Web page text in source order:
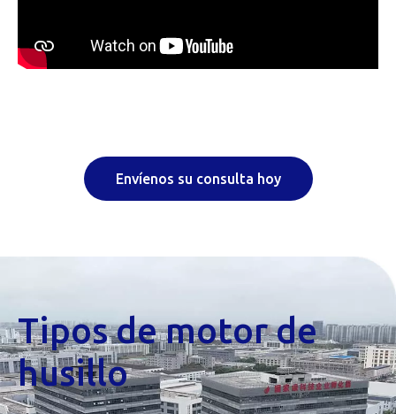
Envíenos su consulta hoy
Tipos de motor de
husillo